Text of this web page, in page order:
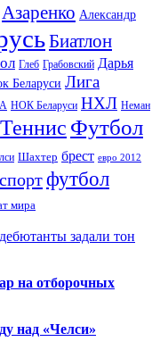
Азаренко Александр
Биатлон
Глеб Грабовский Дарья
Беларуси Лига
НОК Беларуси НХЛ Неман
Теннис Футбол
Шахтер брест евро 2012
спортфутбол
мира
задали тон
на отборочных
над «Челси»